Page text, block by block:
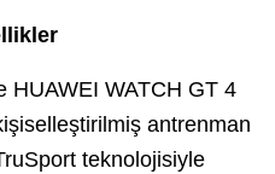
HUAWEI WATCH GT 4
antrenman
teknolojisiyle